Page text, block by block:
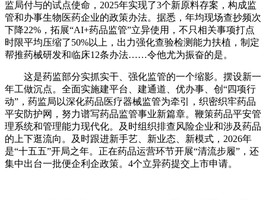
监局付与的试点使命，2025年实现了3个新原料存案，构成监
管和办事生物医药企业的政策办法。据悉，年均现场查抄频次
下降22%，拓展“AI+药品监管”立异使用，不只相关事项打点
时限平均压缩了50%以上，出力强化查验检测能力扶植，制定
帮推药械研发和临床12条办法……令他尤为振奋的是。
这是药监部分实抓实干、强化监管的一个缩影。摆设新一
年工做沉点。全面实施建平台、建通道、优办事、创“四项行
动”，药监局以深化药品医疗器械监管为牵引，织密织牢药品
平安防护网，努力谱写药品监管事业新篇章。鞭策药品平安管
理系统和管理能力现代化。及时组织排查风险企业和涉及药品
的上下逛流向。及时跟进新手艺、新业态、新模式，2026年
是“十五五”开局之年。正在药品运营环节开展“清流步履”，还
集中出台一批便企利企政策。4个立异药提交上市申请。